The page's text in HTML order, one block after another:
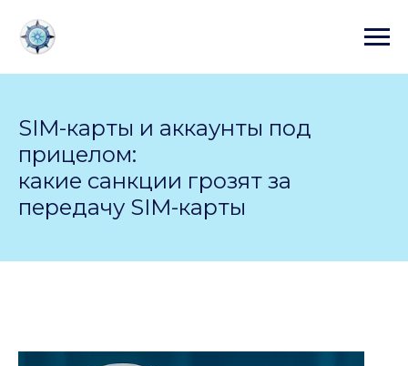
SIM-карты и аккаунты под
прицелом:
какие санкции грозят за
передачу SIM-карты